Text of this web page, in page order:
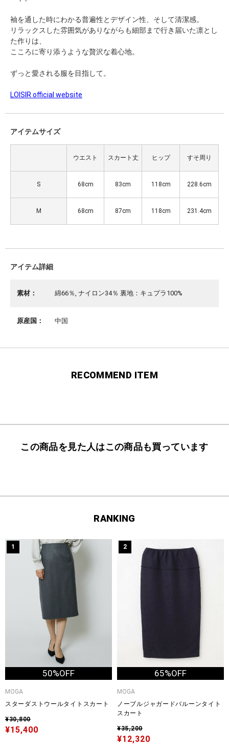
袖を通した時にわかる普遍性とデザイン性、そして清潔感。
リラックスした雰囲気がありながらも細部まで行き届いた凛とし
た作りは、
こころに寄り添うような贅沢な着心地。
ずっと愛される服を目指して。
LOISIR official website
アイテムサイズ
ウエスト スカート丈 ヒップ すそ周り
S 68cm 83cm 118cm 228.6cm
M 68cm 87cm 118cm 231.4cm
アイテム詳細
素材： 綿66％, ナイロン34％ 裏地：キュプラ100%
原産国： 中国
RECOMMEND ITEM
この商品を見た人はこの商品も買っています
RANKING
1
50%OFF
MOGA
スターダストウールタイトスカート
¥30,800
¥15,400
2
65%OFF
MOGA
ノーブルジャガードバルーンタイト
スカート
¥35,200
¥12,320